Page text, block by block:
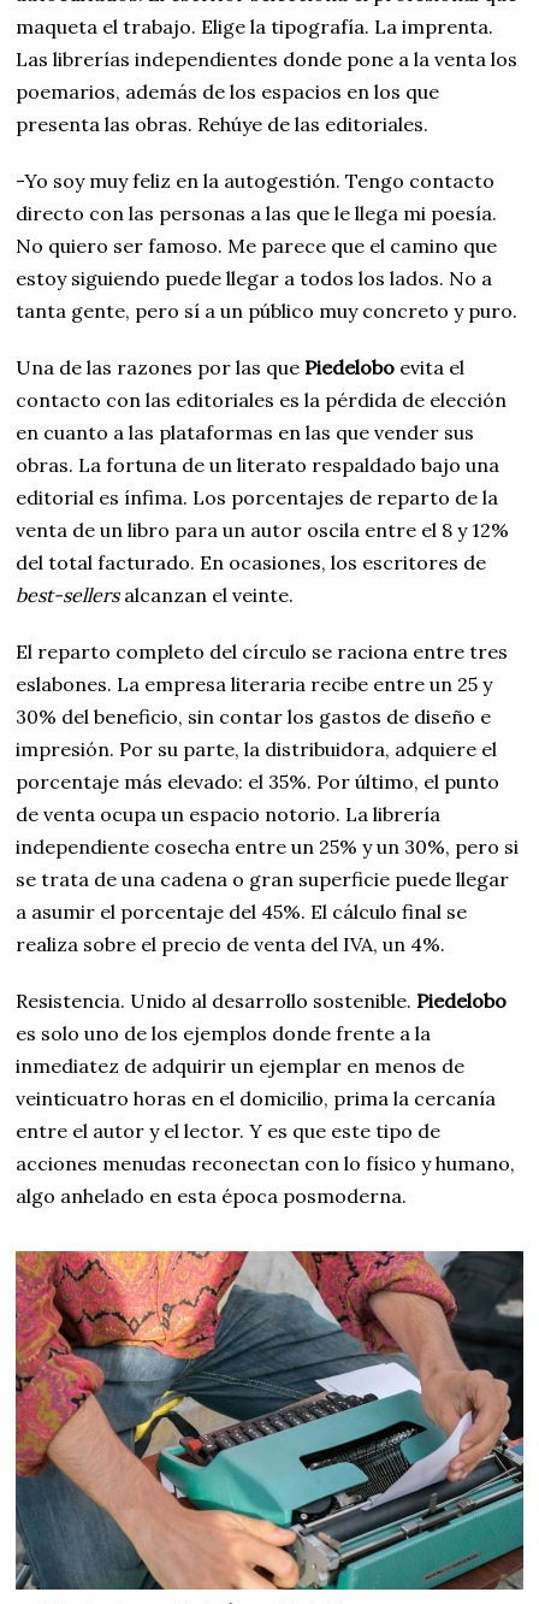
maqueta el trabajo. Elige la tipografía. La imprenta.
Las librerías independientes donde pone a la venta los
poemarios, además de los espacios en los que
presenta las obras. Rehúye de las editoriales.
-Yo soy muy feliz en la autogestión. Tengo contacto
directo con las personas a las que le llega mi poesía.
No quiero ser famoso. Me parece que el camino que
estoy siguiendo puede llegar a todos los lados. No a
tanta gente, pero sí a un público muy concreto y puro.
Una de las razones por las quePiedelobo evita el
contacto con las editoriales es la pérdida de elección
en cuanto a las plataformas en las que vender sus
obras. La fortuna de un literato respaldado bajo una
editorial es ínfima. Los porcentajes de reparto de la
venta de un libro para un autor oscila entre el 8 y 12%
del total facturado. En ocasiones, los escritores de
best-sellersalcanzan el veinte.
El reparto completo del círculo se raciona entre tres
eslabones. La empresa literaria recibe entre un 25 y
30% del beneficio, sin contar los gastos de diseño e
impresión. Por su parte, la distribuidora, adquiere el
porcentaje más elevado: el 35%. Por último, el punto
de venta ocupa un espacio notorio. La librería
independiente cosecha entre un 25% y un 30%, pero si
se trata de una cadena o gran superficie puede llegar
a asumir el porcentaje del 45%. El cálculo final se
realiza sobre el precio de venta del IVA, un 4%.
Resistencia. Unido al desarrollo sostenible. Piedelobo
es solo uno de los ejemplos donde frente a la
inmediatez de adquirir un ejemplar en menos de
veinticuatro horas en el domicilio, prima la cercanía
entre el autor y el lector. Y es que este tipo de
acciones menudas reconectan con lo físico y humano,
algo anhelado en esta época posmoderna.